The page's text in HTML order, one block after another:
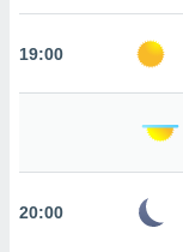
nos
análisis
y
en
19:00
20:00